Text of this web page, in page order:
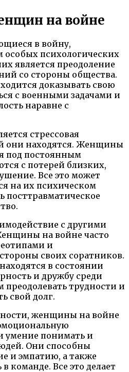
на войне
в войну,
особых психологических
является преодоление
со стороны общества.
доказывать свою
с военными задачами и
наравне с
стрессовая
они находятся. Женщины
под постоянным
с потерей близких,
Все это может
на их психическом
посттравматическое
с другими
на войне часто
и
своих соратников.
в состоянии
и дружбу среди
преодолевать трудности и
свой долг.
женщины на войне
умение понимать и
Они способны
и эмпатию, а также
команде. Все это делает